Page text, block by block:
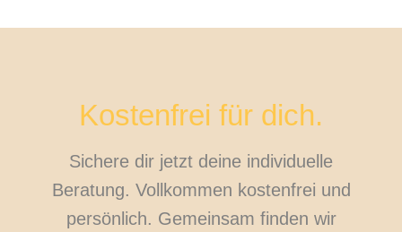
Kostenfrei für dich.
Sichere dir jetzt deine individuelle
Beratung. Vollkommen kostenfrei und
persönlich. Gemeinsam finden wir